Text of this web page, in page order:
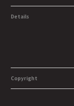
Details
Copyright